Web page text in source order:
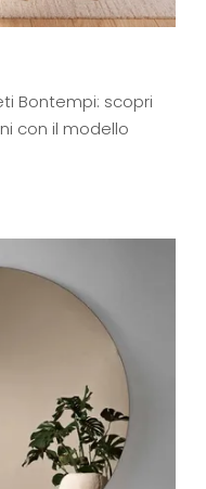
Bontempi: scopri
con il modello